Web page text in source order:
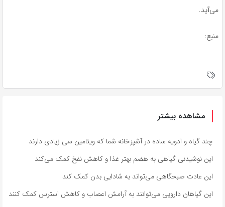
می‌آید.
منبع:
مشاهده بیشتر
چند گیاه و ادویه ساده در آشپزخانه شما که ویتامین سی زیادی دارند
این نوشیدنی گیاهی به هضم بهتر غذا و کاهش نفخ کمک می‌کند
این عادت صبحگاهی می‌تواند به شادابی بدن کمک کند
این گیاهان دارویی می‌توانند به آرامش اعصاب و کاهش استرس کمک کنند